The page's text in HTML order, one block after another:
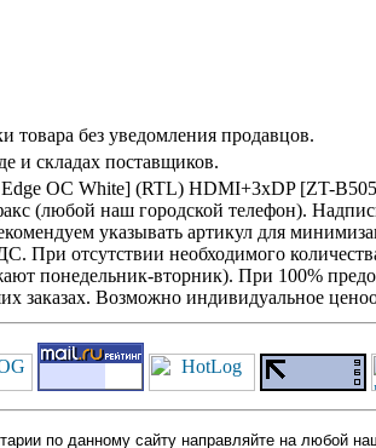
товара без уведомления продавцов.
и складах поставщиков.
OC White] (RTL) HDMI+3xDP [ZT-
(любой наш городской телефон).
указывать артикул для
При отсутствии необходимого
понедельник-вторник). При 100%
Возможно индивидуальное
по данному сайту направляйте на любой